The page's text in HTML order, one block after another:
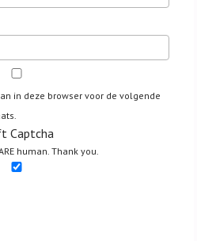
in deze browser voor de volgende
Captcha
human. Thank you.